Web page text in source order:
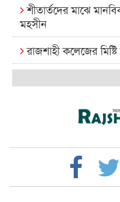
শীতার্তদের মাঝে
মহসীন
রাজশাহী কলেজের
কেমন আছে আমাদের
রাজশাইন একাডেমির
রাজশাহী কলেজের
এক্সিলেন্স অ্যাওয়ার্ড
বিশ্ব নদী বিবস উপলক্ষে